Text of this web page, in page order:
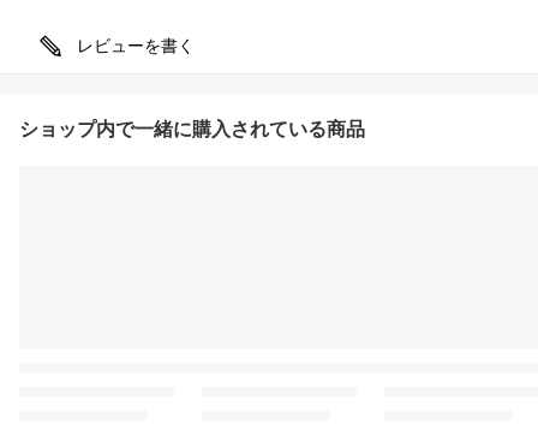
レビューを書く
ショップ内で一緒に購入されている商品